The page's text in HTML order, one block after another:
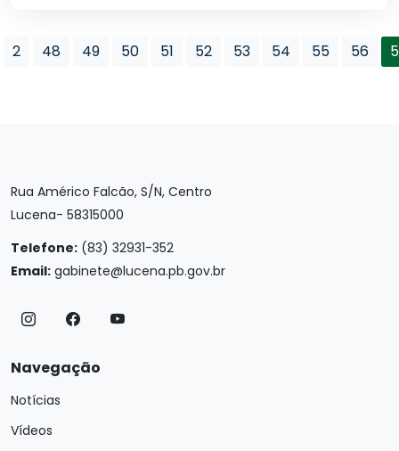
2 48 49 50 51 52 53 54 55 56
Rua Américo Falcão, S/N, Centro
Lucena- 58315000
Telefone: (83) 32931-352
Email: gabinete@lucena.pb.gov.br
Navegação
Notícias
Vídeos